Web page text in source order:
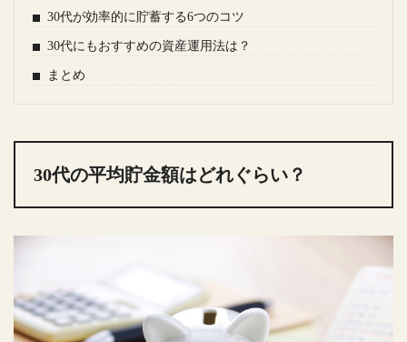
30代が効率的に貯蓄する6つのコツ
30代にもおすすめの資産運用法は？
まとめ
30代の平均貯金額はどれぐらい？